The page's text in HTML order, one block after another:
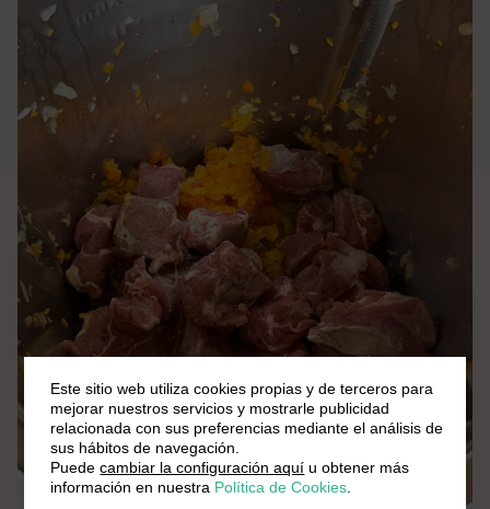
Este sitio web utiliza cookies propias y de terceros para
mejorar nuestros servicios y mostrarle publicidad
relacionada con sus preferencias mediante el análisis de
sus hábitos de navegación.
Puedecambiar la configuración aquí u obtener más
información en nuestra Política de Cookies